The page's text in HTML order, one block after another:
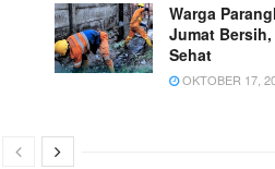
Warga
Jumat
Sehat
OKTOBER 17,